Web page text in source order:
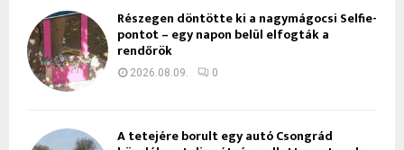
Részegen döntötte ki a nagymágocsi Selfie-
pontot – egy napon belül elfogták a
rendőrök
2026.08.09. 0
A tetejére borult egy autó Csongrád